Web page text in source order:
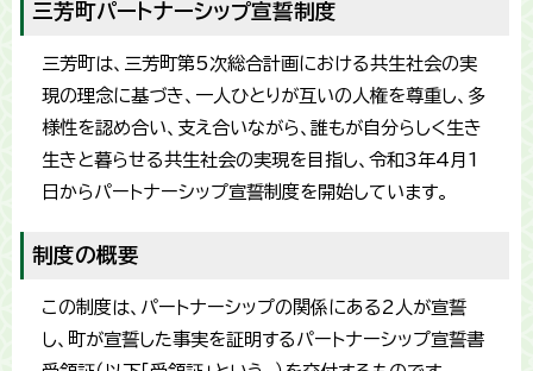
三芳町パートナーシップ宣誓制度
三芳町は、三芳町第5次総合計画における共生社会の実
現の理念に基づき、一人ひとりが互いの人権を尊重し、多
様性を認め合い、支え合いながら、誰もが自分らしく生き
生きと暮らせる共生社会の実現を目指し、令和3年4月1
日からパートナーシップ宣誓制度を開始しています。
制度の概要
この制度は、パートナーシップの関係にある2人が宣誓
し、町が宣誓した事実を証明するパートナーシップ宣誓書